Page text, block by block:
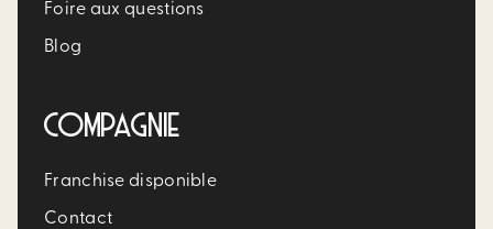
Foire aux questions
Blog
COMPAGNIE
Franchise disponible
Contact